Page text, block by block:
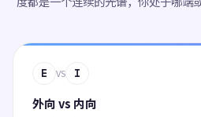
E VS I
外向 vs 内向